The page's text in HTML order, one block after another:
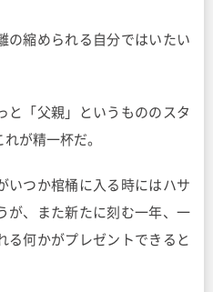
の縮められる自分ではいたい
と「父親」というもののスタ
が精一杯だ。
いつか棺桶に入る時にはハサ
が、また新たに刻む一年、一
る何かがプレゼントできると